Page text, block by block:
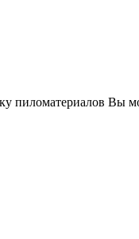
пиломатериалов Вы